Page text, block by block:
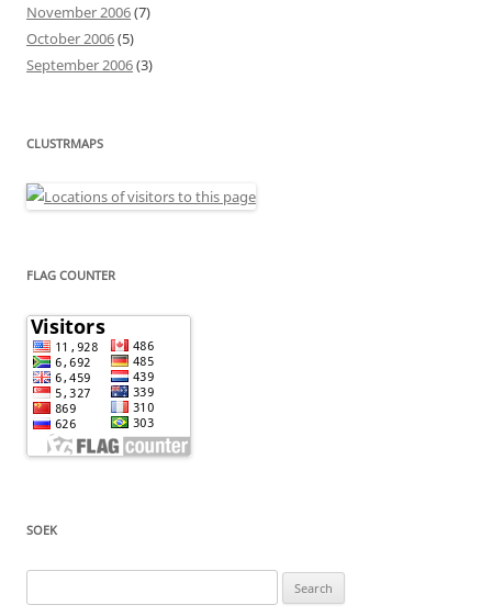
November 2006(7)
October 2006(5)
September 2006(3)
CLUSTRMAPS
FLAG COUNTER
SOEK
for: